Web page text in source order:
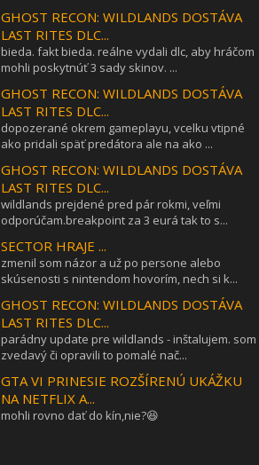
GHOST RECON: WILDLANDS DOSTÁVA
LAST RITES DLC...
bieda. fakt bieda. reálne vydali dlc, aby hráčom
mohli poskytnúť 3 sady skinov. ...
GHOST RECON: WILDLANDS DOSTÁVA
LAST RITES DLC...
dopozerané okrem gameplayu, vcelku vtipné
ako pridali späť predátora ale na ako ...
GHOST RECON: WILDLANDS DOSTÁVA
LAST RITES DLC...
wildlands prejdené pred pár rokmi, veľmi
odporúčam.breakpoint za 3 eurá tak to s...
SECTOR HRAJE ...
zmenil som názor a už po persone alebo
skúsenosti s nintendom hovorím, nech si k...
GHOST RECON: WILDLANDS DOSTÁVA
LAST RITES DLC...
parádny update pre wildlands - inštalujem. som
zvedavý či opravili to pomalé nač...
GTA VI PRINESIE ROZŠÍRENÚ UKÁŽKU
NA NETFLIX A...
mohli rovno dať do kín,nie?😆